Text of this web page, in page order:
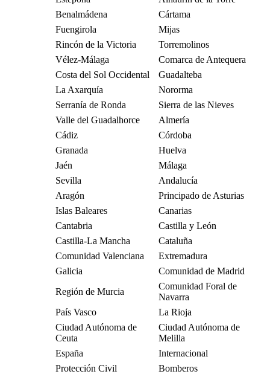
Benalmádena
Cártama
Fuengirola
Mijas
Rincón de la Victoria
Torremolinos
Vélez-Málaga
Comarca de Antequera
Costa del Sol Occidental
Guadalteba
La Axarquía
Nororma
Serranía de Ronda
Sierra de las Nieves
Valle del Guadalhorce
Almería
Cádiz
Córdoba
Granada
Huelva
Jaén
Málaga
Sevilla
Andalucía
Aragón
Principado de Asturias
Islas Baleares
Canarias
Cantabria
Castilla y León
Castilla-La Mancha
Cataluña
Comunidad Valenciana
Extremadura
Galicia
Comunidad de Madrid
Región de Murcia
Comunidad Foral de
Navarra
País Vasco
La Rioja
Ciudad Autónoma de
Ceuta
Ciudad Autónoma de
Melilla
España
Internacional
Protección Civil
Bomberos